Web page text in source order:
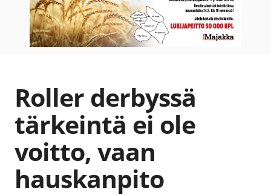
Roller derbyssä
tärkeintä ei ole
voitto, vaan
hauskanpito